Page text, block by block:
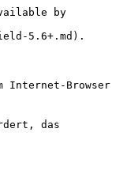
by
5.6+.md).
Internet-Browser
das